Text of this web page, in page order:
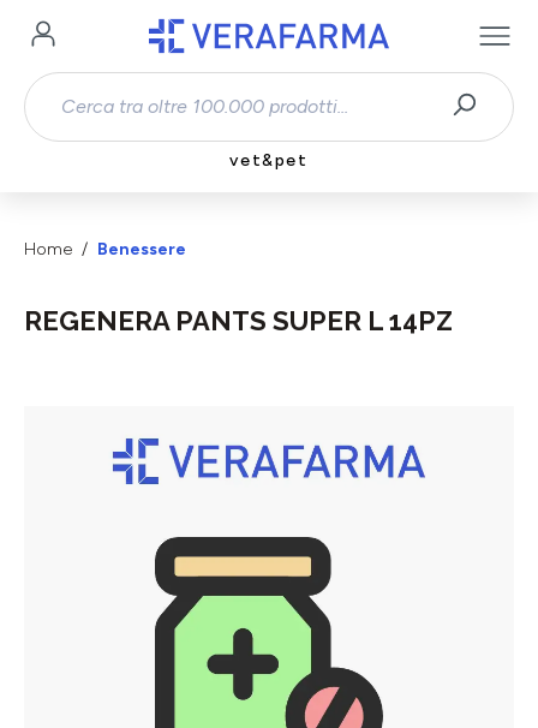
Passa al contenuto principale
vet&pet
Home Benessere
REGENERA PANTS SUPER L 14PZ